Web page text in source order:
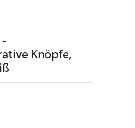
-
Knöpfe,